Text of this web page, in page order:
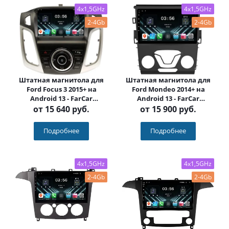
4x1,5GHz
2-4Gb
Штатная магнитола для
Ford Focus 3 2015+ на
Android 13 - FarCar
(D/DX150/501M)
от 15 640 руб.
Подробнее
4x1,5GHz
2-4Gb
Штатная магнитола для
Ford Mondeo 2014+ на
Android 13 - FarCar
(D/DX377M)
от 15 900 руб.
Подробнее
4x1,5GHz
2-4Gb
4x1,5GHz
2-4Gb